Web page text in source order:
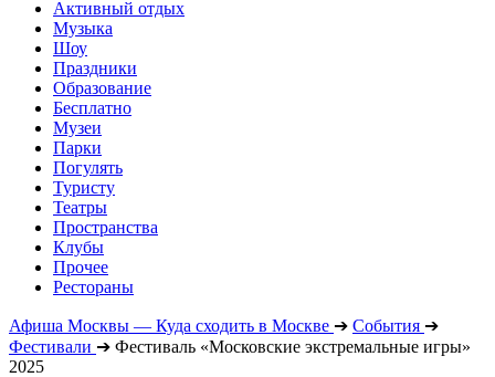
Активный отдых
Музыка
Шоу
Праздники
Образование
Бесплатно
Музеи
Парки
Погулять
Туристу
Театры
Пространства
Клубы
Прочее
Рестораны
Афиша Москвы — Куда сходить в Москве ➔ События ➔
Фестивали ➔ Фестиваль «Московские экстремальные игры»
2025